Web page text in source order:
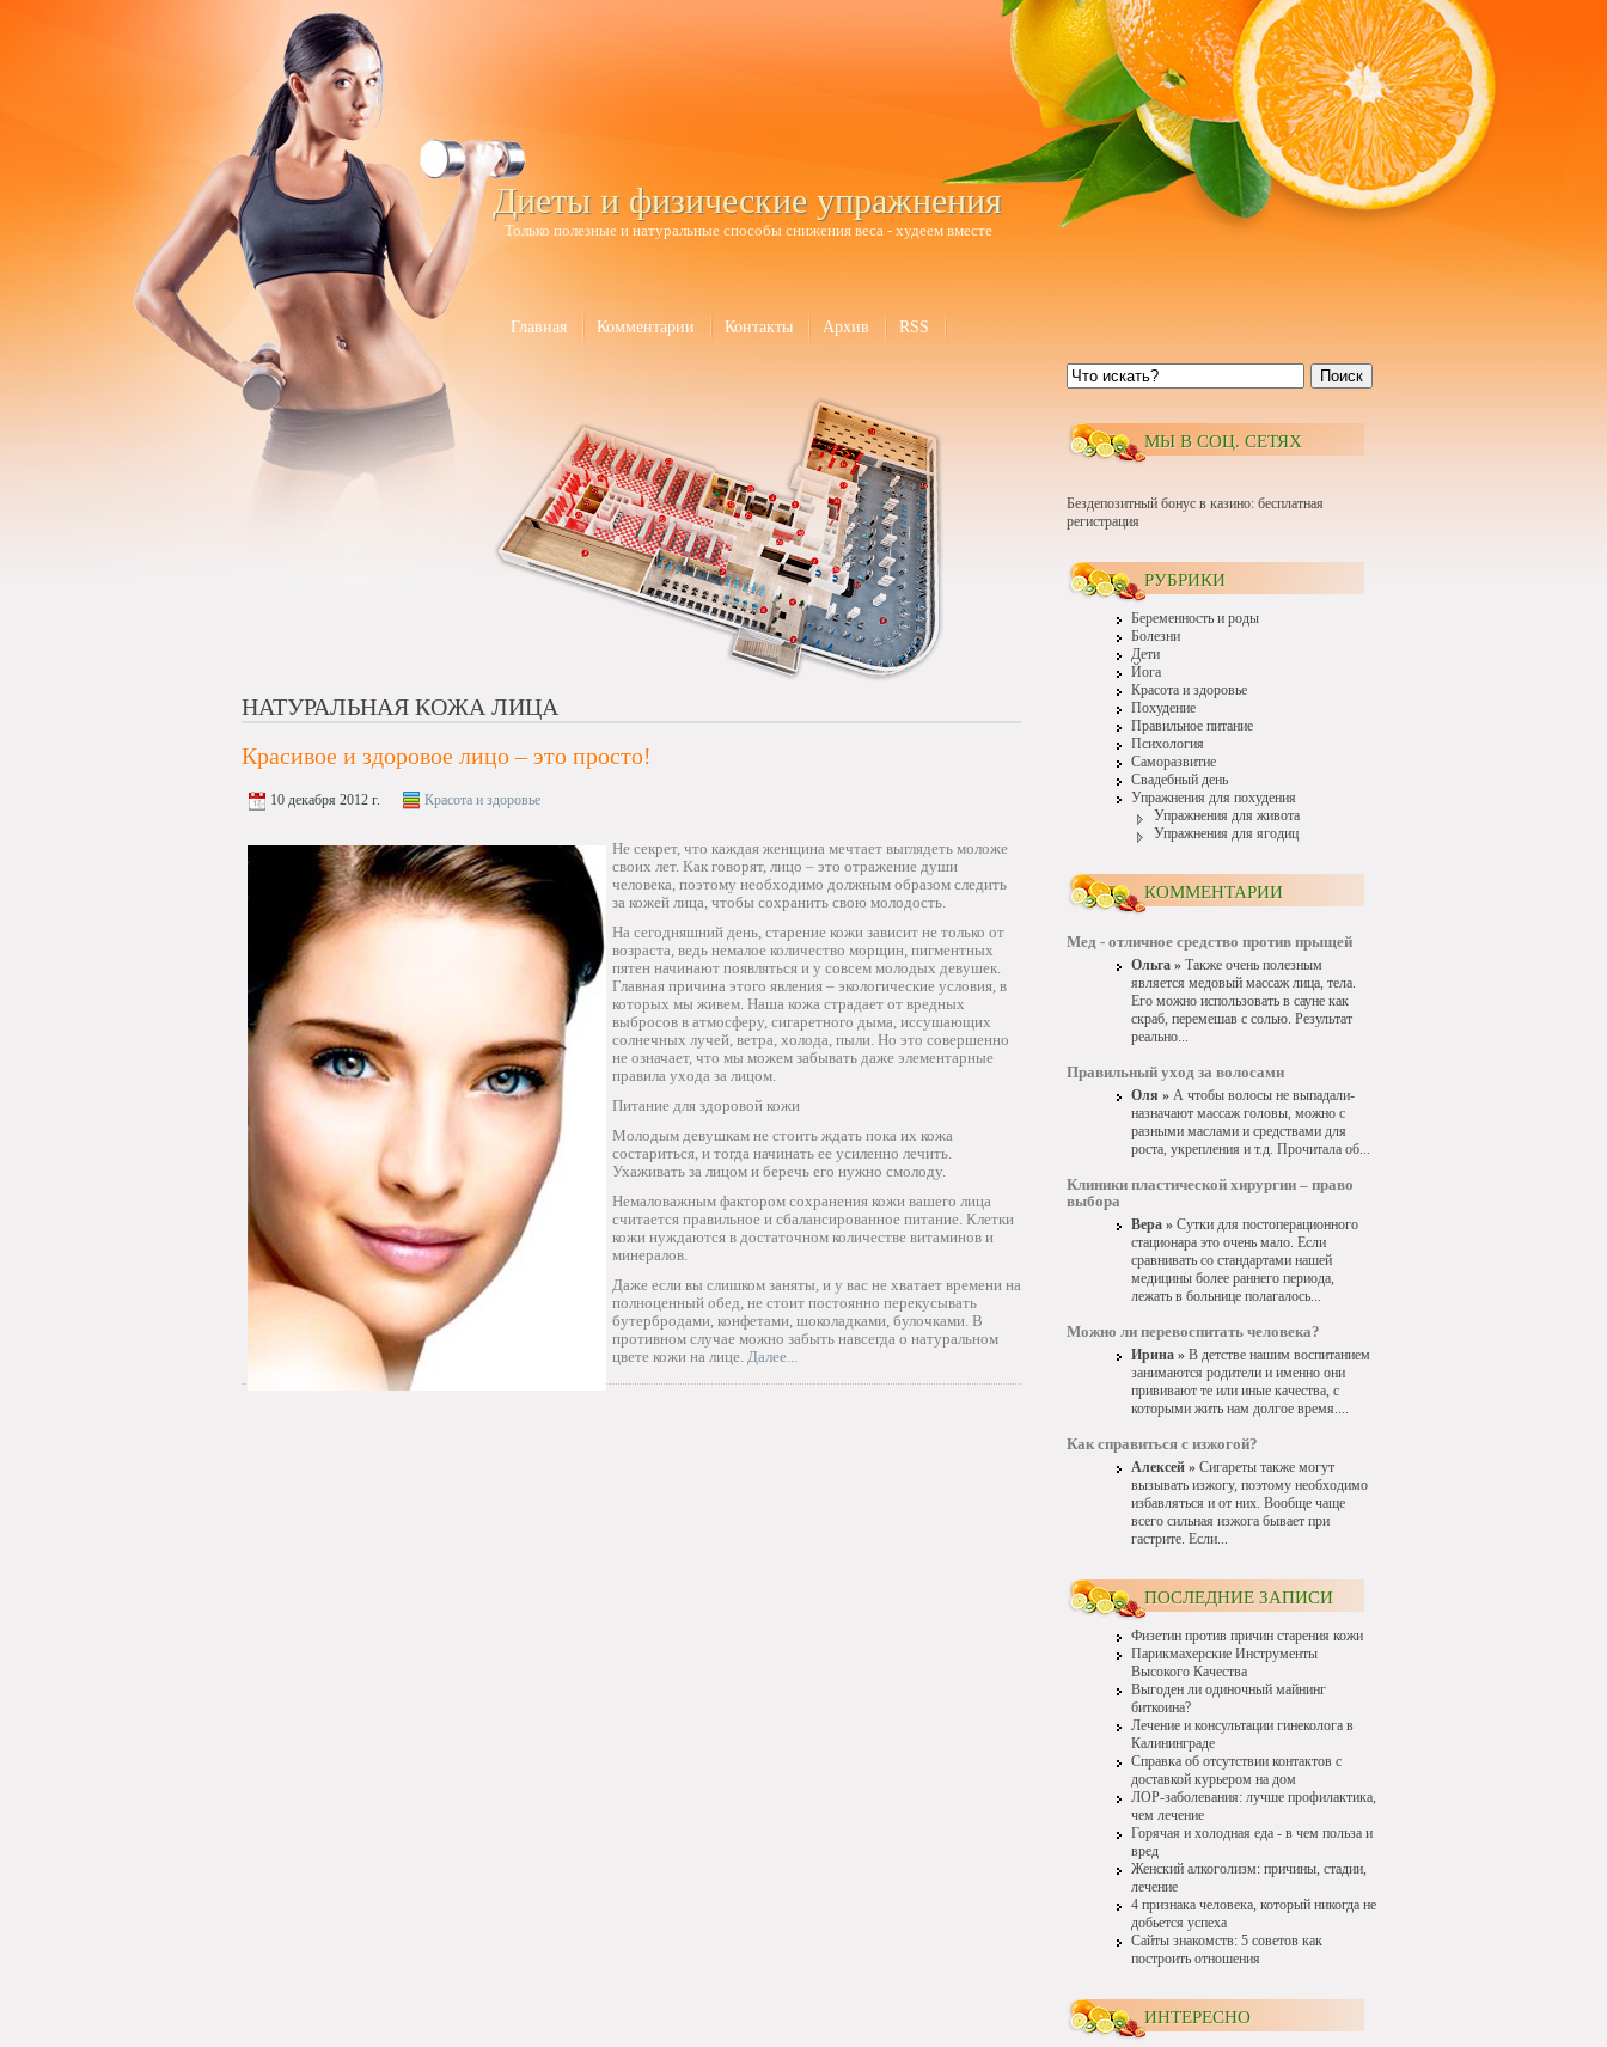
Диеты и физические упражнения
Только полезные и натуральные способы снижения веса - худеем вместе
Главная Комментарии Контакты Архив RSS
НАТУРАЛЬНАЯ КОЖА ЛИЦА
Красивое и здоровое лицо – это просто!
10 декабря 2012 г. Красота и здоровье
Не секрет, что каждая женщина мечтает выглядеть моложе
своих лет. Как говорят, лицо – это отражение души
человека, поэтому необходимо должным образом следить
за кожей лица, чтобы сохранить свою молодость.
На сегодняшний день, старение кожи зависит не только от
возраста, ведь немалое количество морщин, пигментных
пятен начинают появляться и у совсем молодых девушек.
Главная причина этого явления – экологические условия, в
которых мы живем. Наша кожа страдает от вредных
выбросов в атмосферу, сигаретного дыма, иссушающих
солнечных лучей, ветра, холода, пыли. Но это совершенно
не означает, что мы можем забывать даже элементарные
правила ухода за лицом.
Питание для здоровой кожи
Молодым девушкам не стоить ждать пока их кожа
состариться, и тогда начинать ее усиленно лечить.
Ухаживать за лицом и беречь его нужно смолоду.
Немаловажным фактором сохранения кожи вашего лица
считается правильное и сбалансированное питание. Клетки
кожи нуждаются в достаточном количестве витаминов и
минералов.
Даже если вы слишком заняты, и у вас не хватает времени на
полноценный обед, не стоит постоянно перекусывать
бутербродами, конфетами, шоколадками, булочками. В
противном случае можно забыть навсегда о натуральном
цвете кожи на лице. Далее...
Поиск
МЫ В СОЦ. СЕТЯХ
Бездепозитный бонус в казино: бесплатная
регистрация
РУБРИКИ
Беременность и роды
Болезни
Дети
Йога
Красота и здоровье
Похудение
Правильное питание
Психология
Саморазвитие
Свадебный день
Упражнения для похудения
Упражнения для живота
Упражнения для ягодиц
КОММЕНТАРИИ
Мед - отличное средство против прыщей
Ольга » Также очень полезным
является медовый массаж лица, тела.
Его можно использовать в сауне как
скраб, перемешав с солью. Результат
реально...
Правильный уход за волосами
Оля » А чтобы волосы не выпадали-
назначают массаж головы, можно с
разными маслами и средствами для
роста, укрепления и т.д. Прочитала об...
Клиники пластической хирургии – право
выбора
Вера » Сутки для постоперационного
стационара это очень мало. Если
сравнивать со стандартами нашей
медицины более раннего периода,
лежать в больнице полагалось...
Можно ли перевоспитать человека?
Ирина » В детстве нашим воспитанием
занимаются родители и именно они
прививают те или иные качества, с
которыми жить нам долгое время....
Как справиться с изжогой?
Алексей » Сигареты также могут
вызывать изжогу, поэтому необходимо
избавляться и от них. Вообще чаще
всего сильная изжога бывает при
гастрите. Если...
ПОСЛЕДНИЕ ЗАПИСИ
Физетин против причин старения кожи
Парикмахерские Инструменты
Высокого Качества
Выгоден ли одиночный майнинг
биткоина?
Лечение и консультации гинеколога в
Калининграде
Справка об отсутствии контактов с
доставкой курьером на дом
ЛОР-заболевания: лучше профилактика,
чем лечение
Горячая и холодная еда - в чем польза и
вред
Женский алкоголизм: причины, стадии,
лечение
4 признака человека, который никогда не
добьется успеха
Сайты знакомств: 5 советов как
построить отношения
ИНТЕРЕСНО